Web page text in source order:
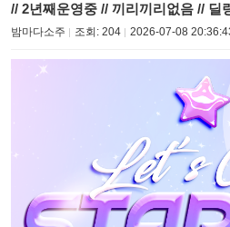
// 2년째운영중 // 끼리끼리없음 // 딜
밤마다소주 조회: 204 2026-07-08